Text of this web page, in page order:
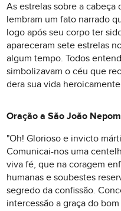
As estrelas sobre a
lembram um fato narrado
logo após seu corpo ter
apareceram sete estrelas
algum tempo. Todos
simbolizavam o céu que
dera sua vida
Oração a São João
"Oh! Glorioso e invicto
Comunicai-nos uma
viva fé, que na coragem
humanas e soubestes
segredo da confissão.
intercessão a graça do